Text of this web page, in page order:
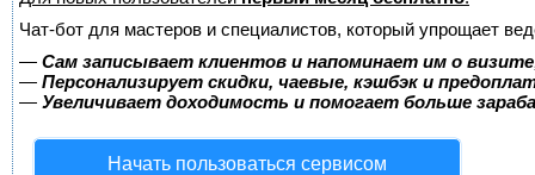
Чат-бот для мастеров и специалистов, который упрощает
— Сам записывает клиентов и напоминает им о
— Персонализирует скидки, чаевые, кэшбэк и
— Увеличивает доходимость и помогает больше
Начать пользоваться сервисом